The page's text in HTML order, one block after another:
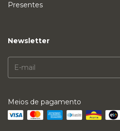
Presentes
Newsletter
Meios de pagamento